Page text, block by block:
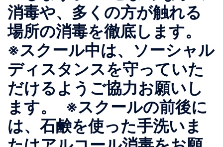
消毒や、多くの方が触れる
場所の消毒を徹底します。
※スクール中は、ソーシャル
ディスタンスを守っていた
だけるようご協力お願いし
ます。 ※スクールの前後に
は、石鹸を使った手洗いま